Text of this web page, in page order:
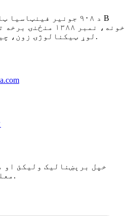
خونه، نمبر ۱۳۸۸
لوړ ټیکنالوژۍ زون، چینګدو چین ۶۱۰۰۰۰.
خپل برېښنالیک ولیکئ او
معلوماتي پلانونه واستوو.